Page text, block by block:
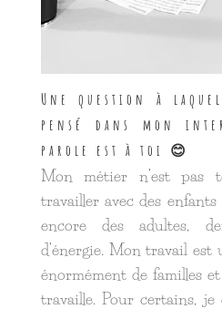
Une question à
pensé dans mon
parole est à toi 😊
Mon métier n’est pas
travailler avec des
encore des adultes,
d’énergie. Mon travail est
énormément de familles
travaille. Pour certains,